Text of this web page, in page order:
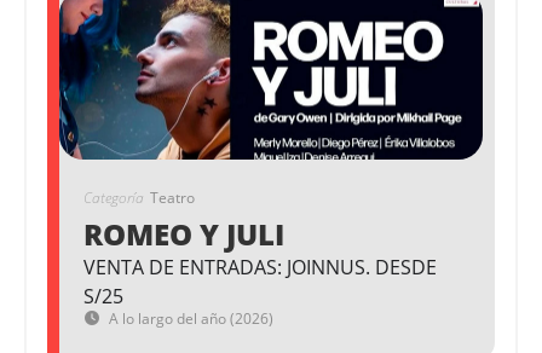
Categoría Teatro
ROMEO Y JULI
VENTA DE ENTRADAS: JOINNUS. DESDE
S/25
A lo largo del año (2026)